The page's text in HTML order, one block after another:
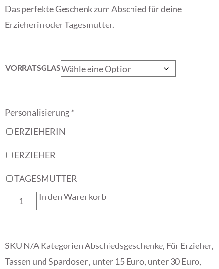
Das perfekte Geschenk zum Abschied für deine
Erzieherin oder Tagesmutter.
VORRATSGLAS
Personalisierung*
ERZIEHERIN
ERZIEHER
TAGESMUTTER
In den Warenkorb
SKU N/AKategorienAbschiedsgeschenke, Für Erzieher,
Tassen und Spardosen, unter 15 Euro, unter 30 Euro,